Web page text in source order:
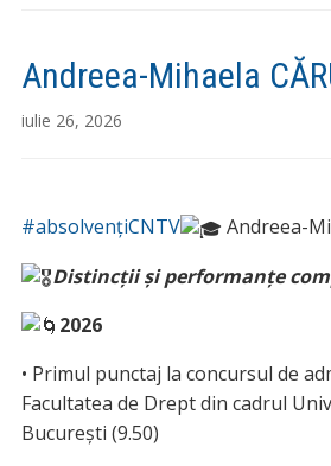
Andreea-Mihaela
iulie 26, 2026
#absolvențiCNTV
Andreea-
Distincții și performanțe
2026
• Primul punctaj la concursul de
Facultatea de Drept din cadrul
București (9.50)